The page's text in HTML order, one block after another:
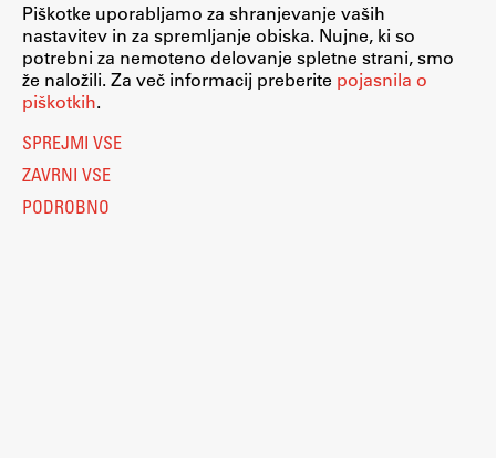
Piškotke uporabljamo za shranjevanje vaših
nastavitev in za spremljanje obiska. Nujne, ki so
potrebni za nemoteno delovanje spletne strani, smo
že naložili. Za več informacij preberite pojasnila o
piškotkih.
SPREJMI VSE
ZAVRNI VSE
PODROBNO